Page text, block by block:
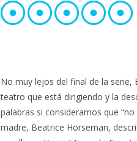
No muy lejos del final de la serie,
teatro que está dirigiendo y la
palabras si consideramos que
madre, Beatrice Horseman,